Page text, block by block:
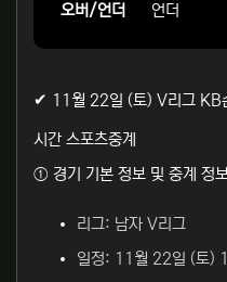
오버/언더
언더
✔ 11월 22일 (토) V리그 KB
시간 스포츠중계
① 경기 기본 정보 및 중계 정
리그: 남자 V리그
일정: 11월 22일 (토)